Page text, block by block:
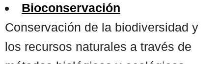
Bioconservación
Conservación de la biodiversidad y
los recursos naturales a través de